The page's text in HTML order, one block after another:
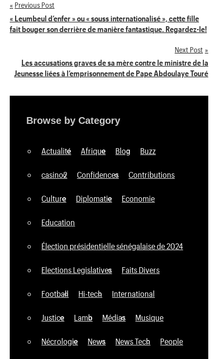
Navigation
de
Previous Post
« Leumbeul d’enfer » ou « souss internationalisé », cette fille
fait bouger son derrière de manière fantastique. Regardez-le!
Next Post
Les accusations graves de sa mère contre le ministre de la
Jeunesse liées à l’emprisonnement de Pape Abdoulaye Touré
Browse by Category
Actualité Afrique Blog Buzz
casino2 Confidences Contributions
Culture Diplomatie Economie
Education
Élection présidentielle sénégalaise de 2024
Elections Legislatives Faits Divers
Football Hi-tech International
Justice Lamb Médias Musique
Nécrologie News News Tech People